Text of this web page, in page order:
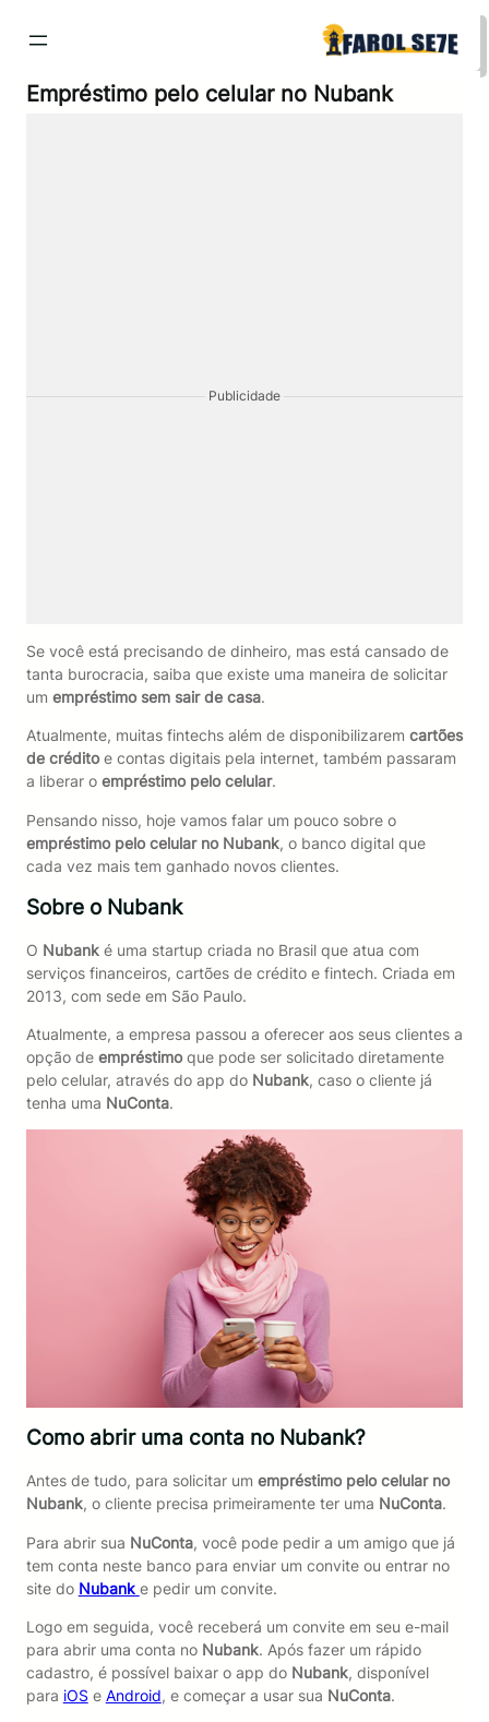
para
conteúdo
Empréstimo pelo celular no Nubank
Publicidade
Se você está precisando de dinheiro, mas está cansado de
tanta burocracia, saiba que existe uma maneira de solicitar
um empréstimo sem sair de casa.
Atualmente, muitas fintechs além de disponibilizarem cartões
de créditoe contas digitais pela internet, também passaram
a liberar o empréstimo pelo celular.
Pensando nisso, hoje vamos falar um pouco sobre o
empréstimo pelo celular no Nubank, o banco digital que
cada vez mais tem ganhado novos clientes.
Sobre o Nubank
O Nubank é uma startup criada no Brasil que atua com
serviços financeiros, cartões de crédito e fintech. Criada em
2013, com sede em São Paulo.
Atualmente, a empresa passou a oferecer aos seus clientes a
opção de empréstimoque pode ser solicitado diretamente
pelo celular, através do app do Nubank, caso o cliente já
tenha uma NuConta.
Como abrir uma conta no Nubank?
Antes de tudo, para solicitar um empréstimo pelo celular no
Nubank, o cliente precisa primeiramente ter uma NuConta.
Para abrir sua NuConta, você pode pedir a um amigo que já
tem conta neste banco para enviar um convite ou entrar no
site do Nubank e pedir um convite.
Logo em seguida, você receberá um convite em seu e-mail
para abrir uma conta no Nubank. Após fazer um rápido
cadastro, é possível baixar o app do Nubank, disponível
para iOSe Android, e começar a usar sua NuConta.